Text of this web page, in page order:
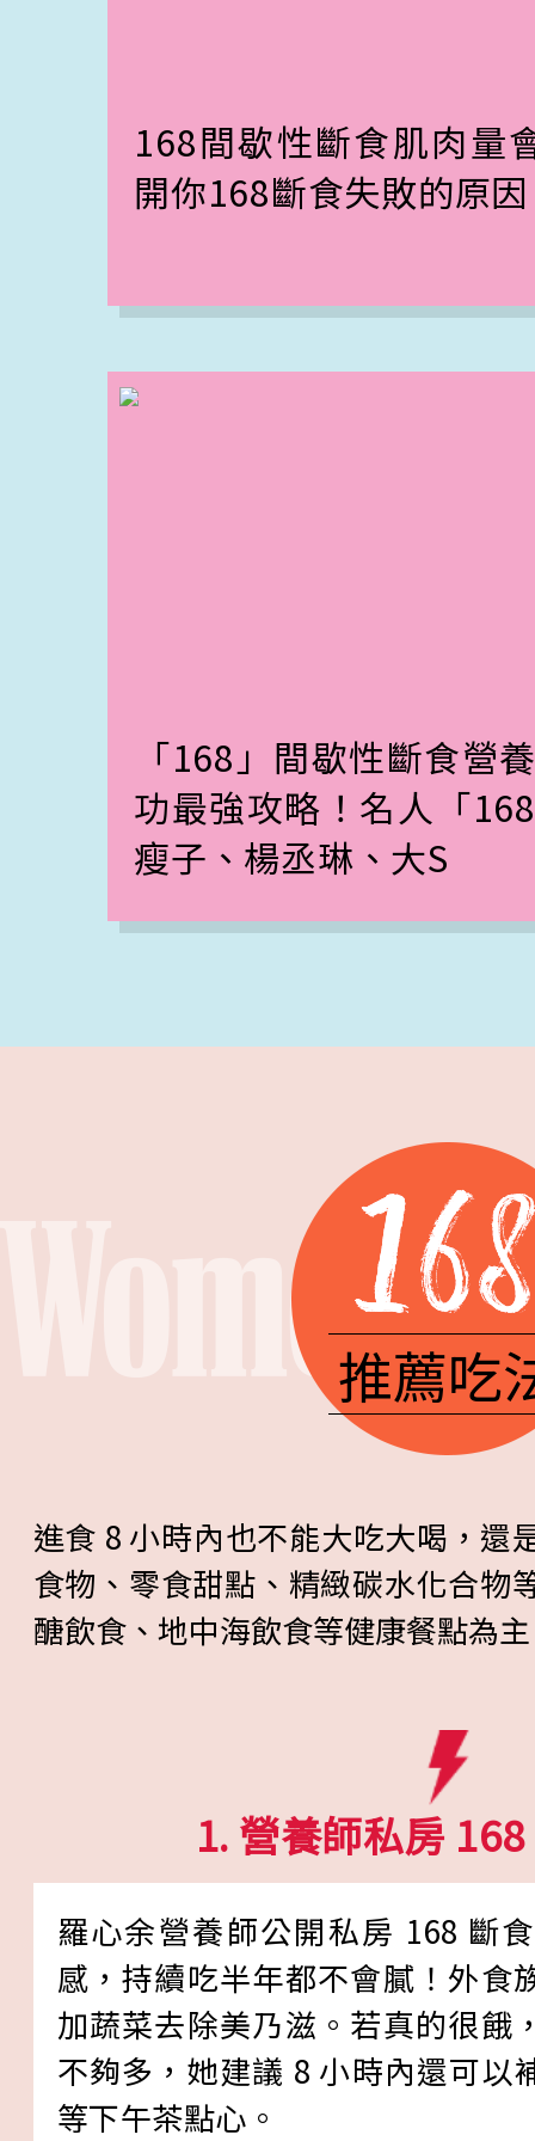
168間歇性斷食肌肉量
開你168斷食失敗的原因
「168」間歇性斷食營
功最強攻略！名人「
瘦子、楊丞琳、大S
推薦吃
進食 8 小時內也不能大吃大喝，還
食物、零食甜點、精緻碳水化合物
醣飲食、地中海飲食等健康餐點為
1. 營養師私房
羅心余營養師公開私房 168 斷
感，持續吃半年都不會膩！外食
加蔬菜去除美乃滋。若真的很餓
不夠多，她建議 8 小時內還可以
等下午茶點心。